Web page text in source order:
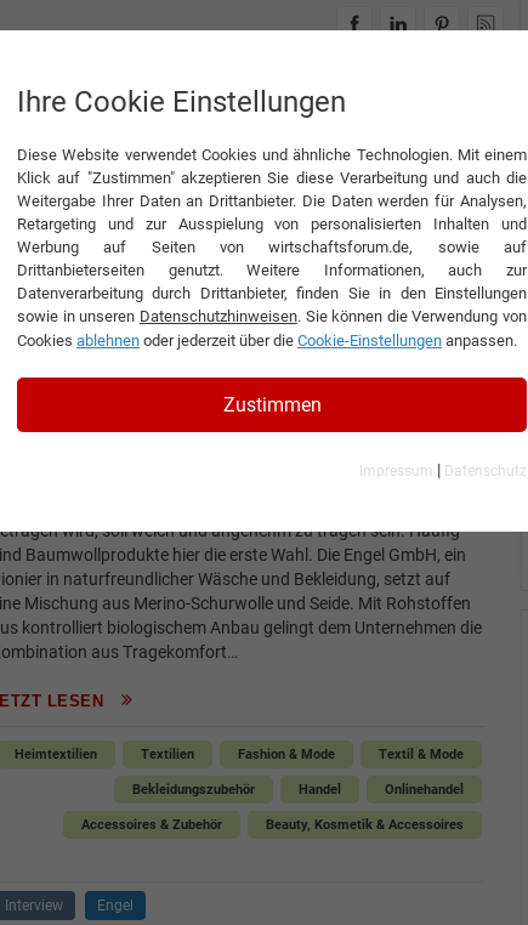
INTERVIEWS
Interview
Interview mit Vera Simon, Geschäftsführerin der Engel GmbH
wird, soll weich und angenehm zu tragen sein. Häufig
Baumwollprodukte hier die erste Wahl. Die Engel GmbH, ein
in naturfreundlicher Wäsche und Bekleidung, setzt auf
Mischung aus Merino-Schurwolle und Seide. Mit Rohstoffen
kontrolliert biologischem Anbau gelingt dem Unternehmen die
aus Tragekomfort…
LESEN
Heimtextilien Textilien Fashion & Mode Textil & Mode
Bekleidungszubehör Handel Onlinehandel
Accessoires & Zubehör Beauty, Kosmetik & Accessoires
Interview Engel
Ihre Cookie Einstellungen
Diese Website verwendet Cookies und ähnliche Technologien. Mit einem
Klick auf "Zustimmen" akzeptieren Sie diese Verarbeitung und auch die
Weitergabe Ihrer Daten an Drittanbieter. Die Daten werden für Analysen,
Retargeting und zur Ausspielung von personalisierten Inhalten und
Werbung auf Seiten von wirtschaftsforum.de, sowie auf
Drittanbieterseiten genutzt. Weitere Informationen, auch zur
Datenverarbeitung durch Drittanbieter, finden Sie in den Einstellungen
sowie in unseren Datenschutzhinweisen. Sie können die Verwendung von
Cookies ablehnen oder jederzeit über die Cookie-Einstellungen anpassen.
Zustimmen
Impressum | Datenschutz